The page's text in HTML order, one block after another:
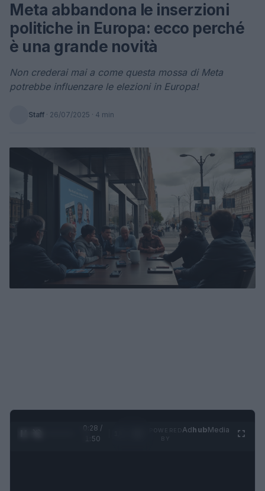
Meta abbandona le inserzioni
politiche in Europa: ecco perché
è una grande novità
Non crederai mai a come questa mossa di Meta
potrebbe influenzare le elezioni in Europa!
Staff · 26/07/2025 · 4 min
0:29 /
1:50
AdhubMedia